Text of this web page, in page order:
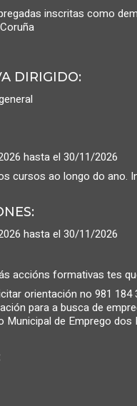
inscritas como
DIRIGIDO:
hasta el 30/11/2026
cursos ao longo do ano.
:
hasta el 30/11/2026
accións formativas tes
orientación no 981
para a busca de
Municipal de Emprego dos